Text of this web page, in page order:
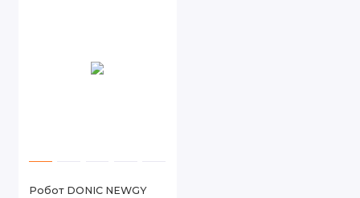
Робот DONIC NEWGY